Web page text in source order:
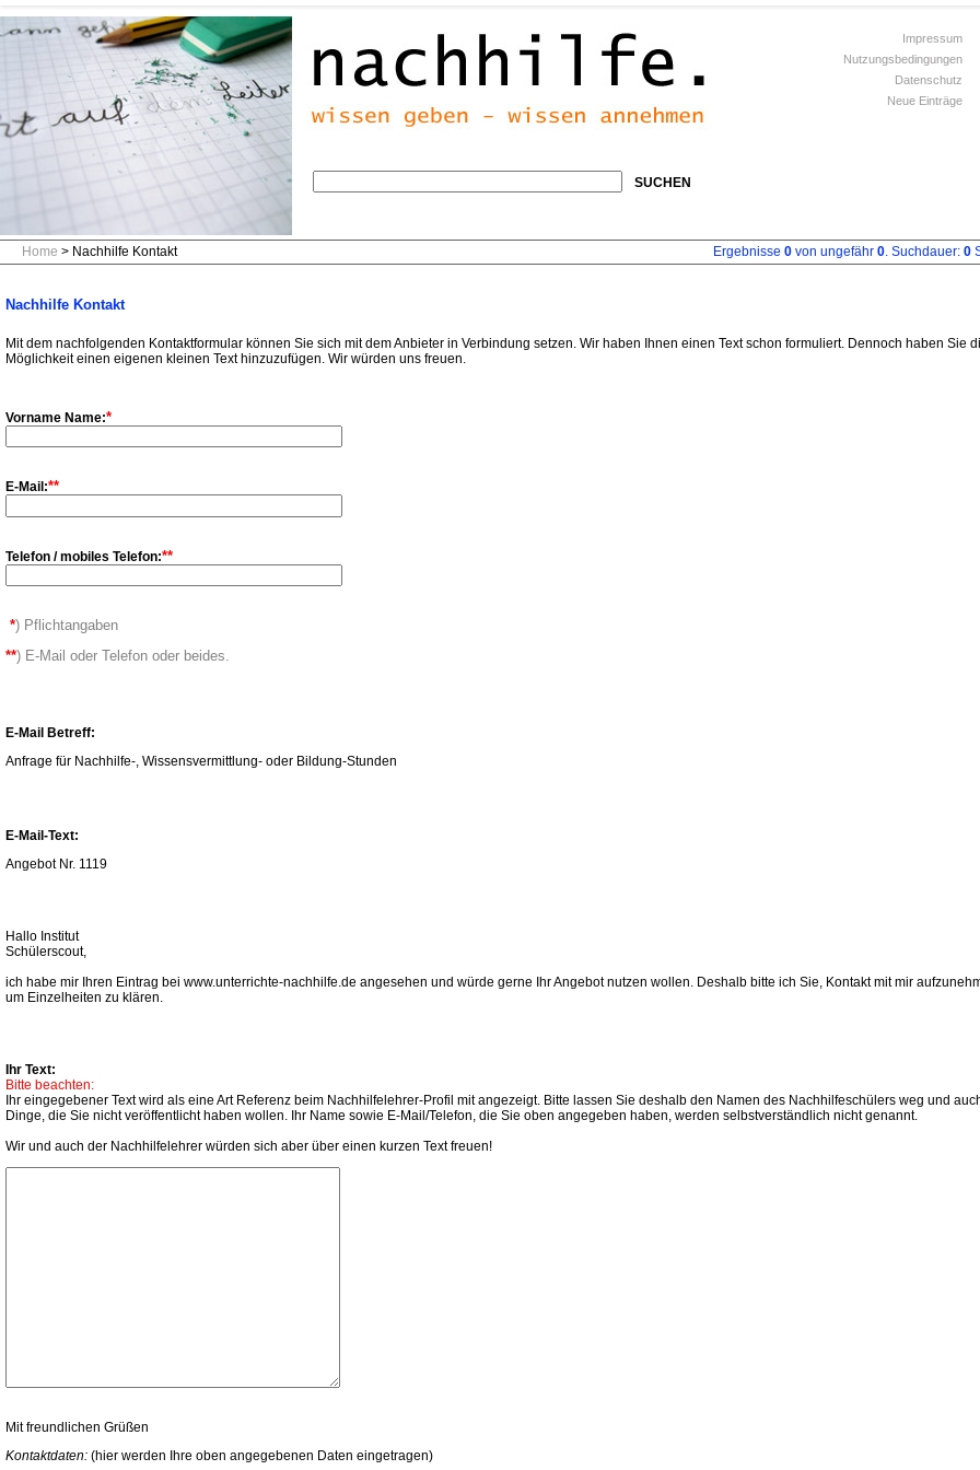
SUCHEN
Impressum
Nutzungsbedingungen
Datenschutz
Neue Einträge
Home > Nachhilfe Kontakt Ergebnisse 0 von ungefähr 0. Suchdauer: 0
Nachhilfe Kontakt
Mit dem nachfolgenden Kontaktformular können Sie sich mit dem Anbieter in Verbindung setzen. Wir haben Ihnen einen Text schon formuliert. Dennoch haben Sie
Möglichkeit einen eigenen kleinen Text hinzuzufügen. Wir würden uns freuen.
Vorname Name:*
E-Mail:**
Telefon / mobiles Telefon:**
*) Pflichtangaben
**) E-Mail oder Telefon oder beides.
E-Mail Betreff:
Anfrage für Nachhilfe-, Wissensvermittlung- oder Bildung-Stunden
E-Mail-Text:
Angebot Nr. 1119
Hallo Institut
Schülerscout,
ich habe mir Ihren Eintrag bei www.unterrichte-nachhilfe.de angesehen und würde gerne Ihr Angebot nutzen wollen. Deshalb bitte ich Sie, Kontakt mit mir
um Einzelheiten zu klären.
Ihr Text:
Bitte beachten:
Ihr eingegebener Text wird als eine Art Referenz beim Nachhilfelehrer-Profil mit angezeigt. Bitte lassen Sie deshalb den Namen des Nachhilfeschülers weg und
Dinge, die Sie nicht veröffentlicht haben wollen. Ihr Name sowie E-Mail/Telefon, die Sie oben angegeben haben, werden selbstverständlich nicht genannt.
Wir und auch der Nachhilfelehrer würden sich aber über einen kurzen Text freuen!
Mit freundlichen Grüßen
Kontaktdaten: (hier werden Ihre oben angegebenen Daten eingetragen)